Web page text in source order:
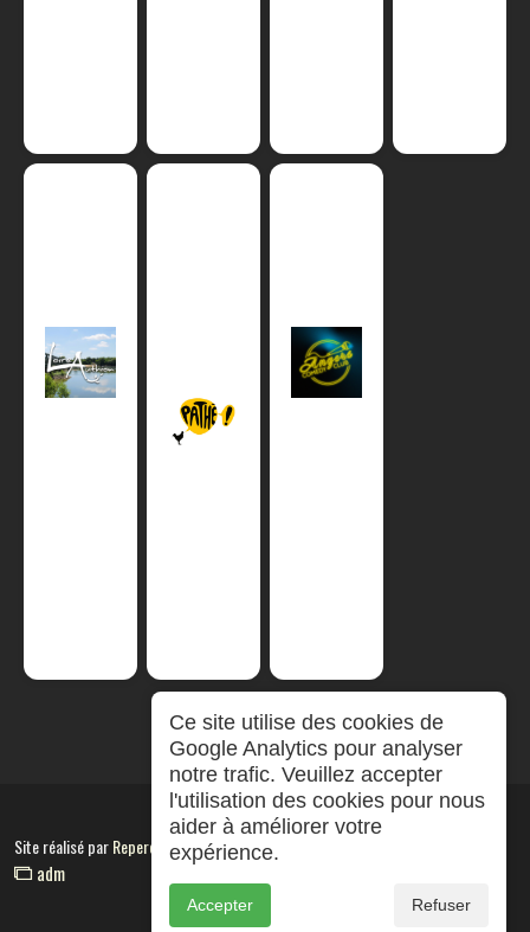
Site réalisé parRepereCom
adm
Ce site utilise des cookies de
Google Analytics pour analyser
notre trafic. Veuillez accepter
l'utilisation des cookies pour nous
aider à améliorer votre
expérience.
Accepter Refuser